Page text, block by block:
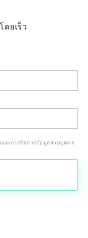
ยเร็ว
ละการจัดการข้อมูลส่วนบุคคล